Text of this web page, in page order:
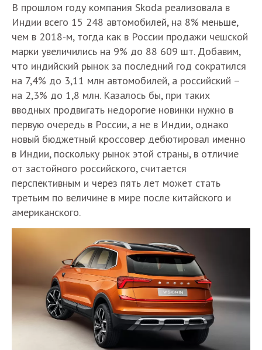
В прошлом году компания Skoda реализовала в
Индии всего 15 248 автомобилей, на 8% меньше,
чем в 2018-м, тогда как в России продажи чешской
марки увеличились на 9% до 88 609 шт. Добавим,
что индийский рынок за последний год сократился
на 7,4% до 3,11 млн автомобилей, а российский –
на 2,3% до 1,8 млн. Казалось бы, при таких
вводных продвигать недорогие новинки нужно в
первую очередь в России, а не в Индии, однако
новый бюджетный кроссовер дебютировал именно
в Индии, поскольку рынок этой страны, в отличие
от застойного российского, считается
перспективным и через пять лет может стать
третьим по величине в мире после китайского и
американского.